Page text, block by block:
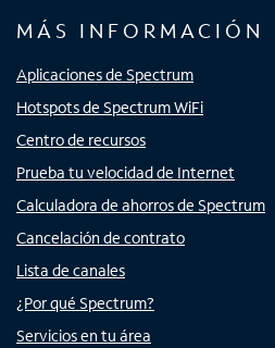
MÁS INFORMACIÓN
Aplicaciones de Spectrum
Hotspots de Spectrum WiFi
Centro de recursos
Prueba tu velocidad de Internet
Calculadora de ahorros de Spectrum
Cancelación de contrato
Lista de canales
¿Por qué Spectrum?
Servicios en tu área